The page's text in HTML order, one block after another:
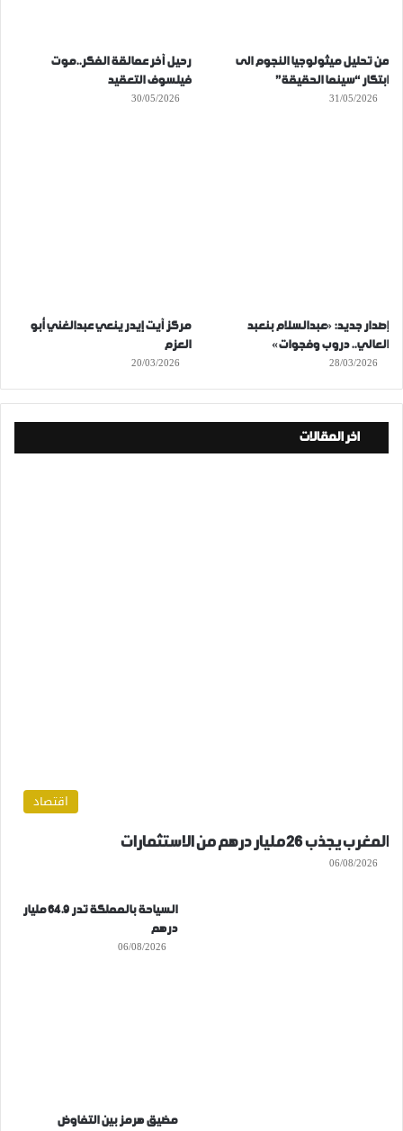
من تحليل ميثولوجيا النجوم الى
ابتكار “سينما الحقيقة”
31/05/2026
رحيل آخر عمالقة الفكر..موت
فيلسوف التعقيد
30/05/2026
إصدار جديد: «عبدالسلام بنعبد
العالي.. دروب وفجوات»
28/03/2026
مركز آيت إيدر ينعي عبدالغني أبو
العزم
20/03/2026
اخر المقالات
اقتصاد
المغرب يجذب 26 مليار درهم من الاستثمارات
06/08/2026
السياحة بالمملكة تدر 64.9 مليار
درهم
06/08/2026
مضيق هرمز بين التفاوض